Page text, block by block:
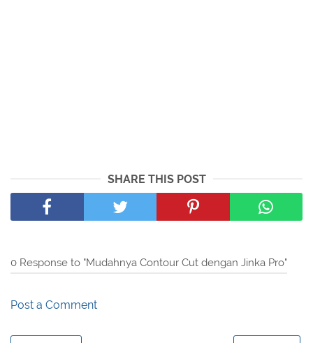
SHARE THIS POST
0 Response to "Mudahnya Contour Cut dengan Jinka Pro"
Post a Comment